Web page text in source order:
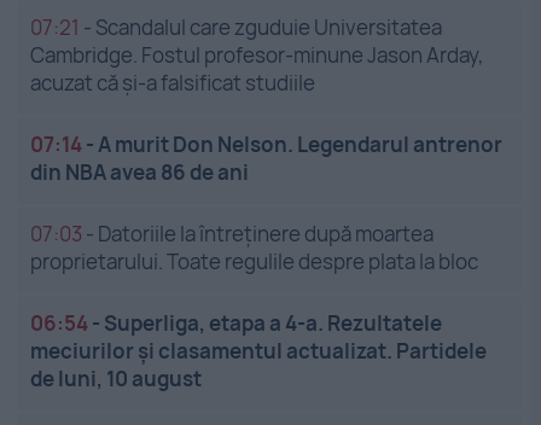
07:21 - Scandalul care zguduie Universitatea
Cambridge. Fostul profesor-minune Jason Arday,
acuzat că și-a falsificat studiile
07:14-A murit Don Nelson. Legendarul antrenor
din NBA avea 86 de ani
07:03 - Datoriile la întreținere după moartea
proprietarului. Toate regulile despre plata la bloc
06:54- Superliga, etapa a 4-a. Rezultatele
meciurilor și clasamentul actualizat. Partidele
de luni, 10 august